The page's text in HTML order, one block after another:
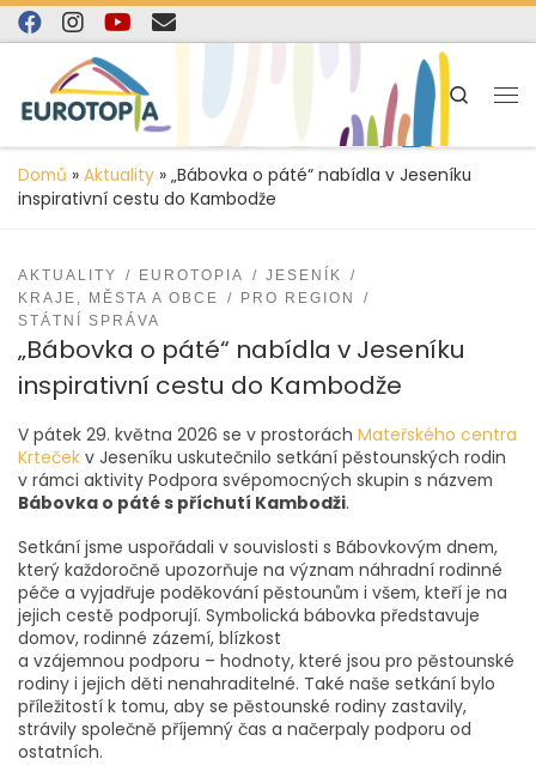
content
Skip to content
Search
Domů » Aktuality » „Bábovka o páté“ nabídla v Jeseníku
inspirativní cestu do Kambodže
AKTUALITY EUROTOPIA
JESENÍK
KRAJE, MĚSTA A OBCE
PRO REGION
STÁTNÍ SPRÁVA
„Bábovka o páté“ nabídla v Jeseníku
inspirativní cestu do Kambodže
V pátek 29. května 2026 se v prostorách Mateřského centra
Krteček v Jeseníku uskutečnilo setkání pěstounských rodin
v rámci aktivity Podpora svépomocných skupin s názvem
Bábovka o páté s příchutí Kambodži.
Setkání jsme uspořádali v souvislosti s Bábovkovým dnem,
který každoročně upozorňuje na význam náhradní rodinné
péče a vyjadřuje poděkování pěstounům i všem, kteří je na
jejich cestě podporují. Symbolická bábovka představuje
domov, rodinné zázemí, blízkost
a vzájemnou podporu – hodnoty, které jsou pro pěstounské
rodiny i jejich děti nenahraditelné. Také naše setkání bylo
příležitostí k tomu, aby se pěstounské rodiny zastavily,
strávily společně příjemný čas a načerpaly podporu od
ostatních.